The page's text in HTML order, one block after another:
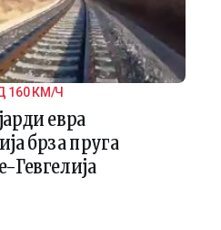
160 КМ/Ч
евра
брза пруга
Гевгелија